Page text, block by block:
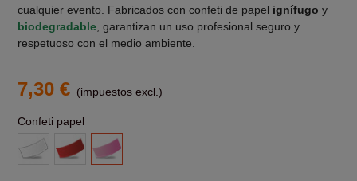
cualquier evento. Fabricados con confeti de papel ignífugo y
biodegradable, garantizan un uso profesional seguro y
respetuoso con el medio ambiente.
7,30 € (impuestos excl.)
Confeti papel
Blanco
Rojo Rosa